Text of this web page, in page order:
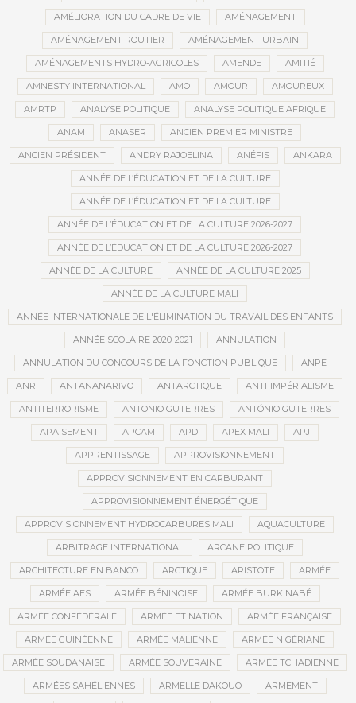
AMÉLIORATION DU CADRE DE VIE AMÉNAGEMENT
AMÉNAGEMENT ROUTIER AMÉNAGEMENT URBAIN
AMÉNAGEMENTS HYDRO-AGRICOLES AMENDE AMITIÉ
AMNESTY INTERNATIONAL AMO AMOUR AMOUREUX
AMRTP ANALYSE POLITIQUE ANALYSE POLITIQUE AFRIQUE
ANAM ANASER ANCIEN PREMIER MINISTRE
ANCIEN PRÉSIDENT ANDRY RAJOELINA ANÉFIS ANKARA
ANNÉE DE L’ÉDUCATION ET DE LA CULTURE
ANNÉE DE L’ÉDUCATION ET DE LA CULTURE
ANNÉE DE L’ÉDUCATION ET DE LA CULTURE 2026-2027
ANNÉE DE L’ÉDUCATION ET DE LA CULTURE 2026-2027
ANNÉE DE LA CULTURE ANNÉE DE LA CULTURE 2025
ANNÉE DE LA CULTURE MALI
ANNÉE INTERNATIONALE DE L'ÉLIMINATION DU TRAVAIL DES ENFANTS
ANNÉE SCOLAIRE 2020-2021 ANNULATION
ANNULATION DU CONCOURS DE LA FONCTION PUBLIQUE ANPE
ANR ANTANANARIVO ANTARCTIQUE ANTI-IMPÉRIALISME
ANTITERRORISME ANTONIO GUTERRES ANTÓNIO GUTERRES
APAISEMENT APCAM APD APEX MALI APJ
APPRENTISSAGE APPROVISIONNEMENT
APPROVISIONNEMENT EN CARBURANT
APPROVISIONNEMENT ÉNERGÉTIQUE
APPROVISIONNEMENT HYDROCARBURES MALI AQUACULTURE
ARBITRAGE INTERNATIONAL ARCANE POLITIQUE
ARCHITECTURE EN BANCO ARCTIQUE ARISTOTE ARMÉE
ARMÉE AES ARMÉE BÉNINOISE ARMÉE BURKINABÉ
ARMÉE CONFÉDÉRALE ARMÉE ET NATION ARMÉE FRANÇAISE
ARMÉE GUINÉENNE ARMÉE MALIENNE ARMÉE NIGÉRIANE
ARMÉE SOUDANAISE ARMÉE SOUVERAINE ARMÉE TCHADIENNE
ARMÉES SAHÉLIENNES ARMELLE DAKOUO ARMEMENT